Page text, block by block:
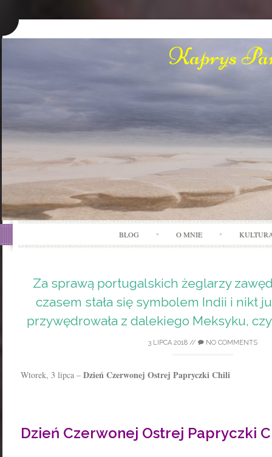
Kaprys
BLOG O MNIE
Za sprawą portugalskich żeglarzy
czasem stała się symbolem Indii i nikt
przywędrowała z dalekiego Meksyku,
3 LIPCA 2018 // NO COMMENTS
Wtorek, 3 lipca – Dzień Czerwonej Ostrej Papryczki Chili
Dzień Czerwonej Ostrej Papryczki